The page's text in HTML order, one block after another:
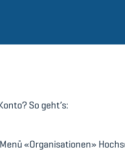
So geht’s:
«Organisationen»